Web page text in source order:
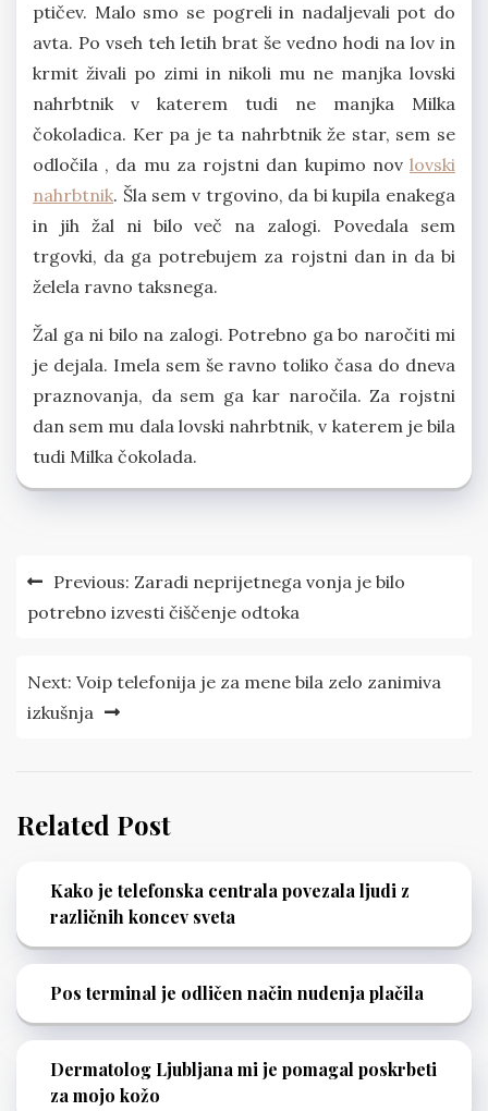
ptičev. Malo smo se pogreli in nadaljevali pot do
avta. Po vseh teh letih brat še vedno hodi na lov in
krmit živali po zimi in nikoli mu ne manjka lovski
nahrbtnik v katerem tudi ne manjka Milka
čokoladica. Ker pa je ta nahrbtnik že star, sem se
odločila , da mu za rojstni dan kupimo nov lovski
nahrbtnik. Šla sem v trgovino, da bi kupila enakega
in jih žal ni bilo več na zalogi. Povedala sem
trgovki, da ga potrebujem za rojstni dan in da bi
želela ravno taksnega.
Žal ga ni bilo na zalogi. Potrebno ga bo naročiti mi
je dejala. Imela sem še ravno toliko časa do dneva
praznovanja, da sem ga kar naročila. Za rojstni
dan sem mu dala lovski nahrbtnik, v katerem je bila
tudi Milka čokolada.
Navigacija
prispevka
Previous: Zaradi neprijetnega vonja je bilo
potrebno izvesti čiščenje odtoka
Next: Voip telefonija je za mene bila zelo zanimiva
izkušnja
Related Post
Kako je telefonska centrala povezala ljudi z
različnih koncev sveta
Pos terminal je odličen način nudenja plačila
Dermatolog Ljubljana mi je pomagal poskrbeti
za mojo kožo